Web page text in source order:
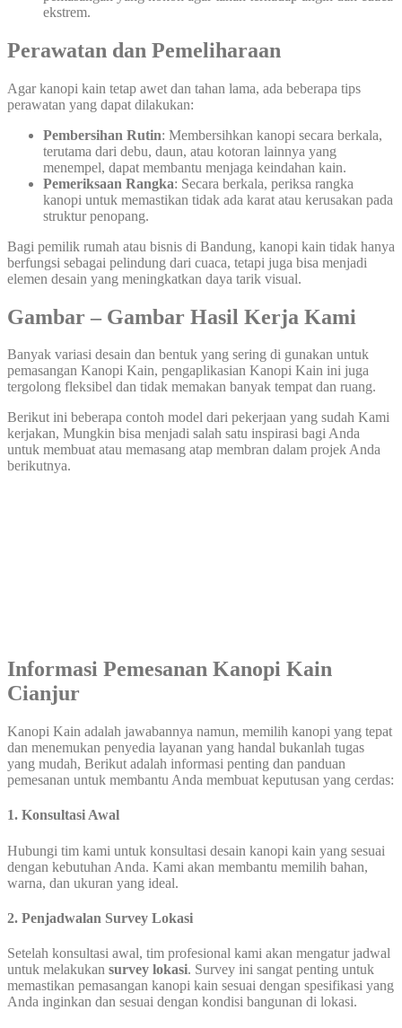
ekstrem.
Perawatan dan Pemeliharaan
Agar kanopi kain tetap awet dan tahan lama, ada beberapa tips
perawatan yang dapat dilakukan:
Pembersihan Rutin: Membersihkan kanopi secara berkala,
terutama dari debu, daun, atau kotoran lainnya yang
menempel, dapat membantu menjaga keindahan kain.
Pemeriksaan Rangka: Secara berkala, periksa rangka
kanopi untuk memastikan tidak ada karat atau kerusakan pada
struktur penopang.
Bagi pemilik rumah atau bisnis di Bandung, kanopi kain tidak hanya
berfungsi sebagai pelindung dari cuaca, tetapi juga bisa menjadi
elemen desain yang meningkatkan daya tarik visual.
Gambar – Gambar Hasil Kerja Kami
Banyak variasi desain dan bentuk yang sering di gunakan untuk
pemasangan Kanopi Kain, pengaplikasian Kanopi Kain ini juga
tergolong fleksibel dan tidak memakan banyak tempat dan ruang.
Berikut ini beberapa contoh model dari pekerjaan yang sudah Kami
kerjakan, Mungkin bisa menjadi salah satu inspirasi bagi Anda
untuk membuat atau memasang atap membran dalam projek Anda
berikutnya.
Informasi Pemesanan Kanopi Kain
Cianjur
Kanopi Kain adalah jawabannya namun, memilih kanopi yang tepat
dan menemukan penyedia layanan yang handal bukanlah tugas
yang mudah, Berikut adalah informasi penting dan panduan
pemesanan untuk membantu Anda membuat keputusan yang cerdas:
1. Konsultasi Awal
Hubungi tim kami untuk konsultasi desain kanopi kain yang sesuai
dengan kebutuhan Anda. Kami akan membantu memilih bahan,
warna, dan ukuran yang ideal.
2. Penjadwalan Survey Lokasi
Setelah konsultasi awal, tim profesional kami akan mengatur jadwal
untuk melakukan survey lokasi. Survey ini sangat penting untuk
memastikan pemasangan kanopi kain sesuai dengan spesifikasi yang
Anda inginkan dan sesuai dengan kondisi bangunan di lokasi.